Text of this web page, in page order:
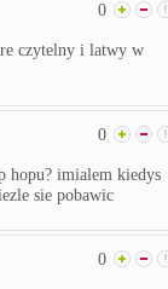
0
czytelny i latwy w
0
hopu? imialem kiedys
sie pobawic
0